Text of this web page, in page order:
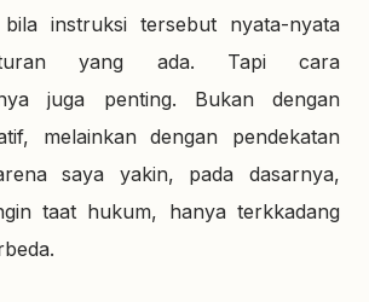
instruksi tersebut nyata-nyata
yang ada. Tapi cara
juga penting. Bukan dengan
melainkan dengan pendekatan
saya yakin, pada dasarnya,
taat hukum, hanya terkkadang